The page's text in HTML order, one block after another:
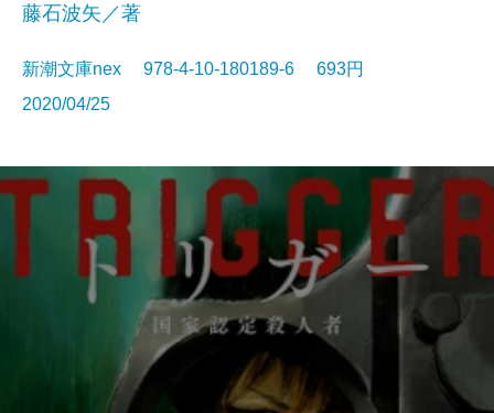
藤石波矢／著
新潮文庫nex 978-4-10-180189-6 693円
2020/04/25